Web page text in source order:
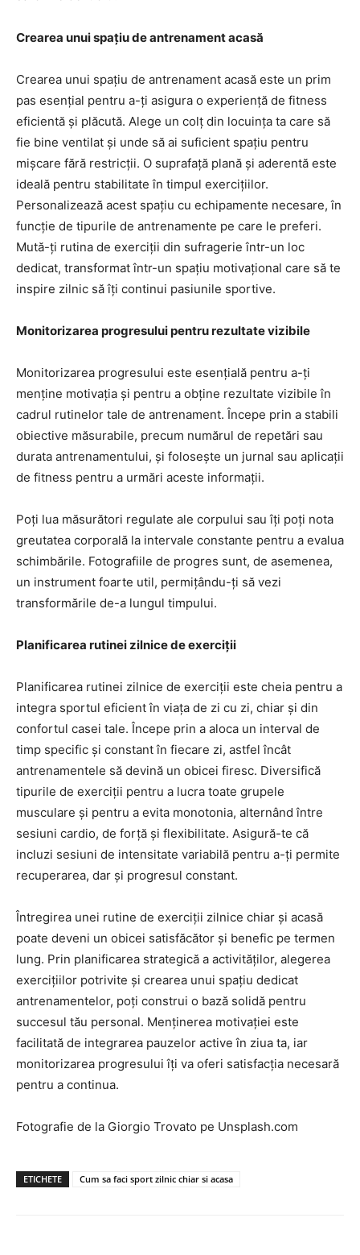
Crearea unui spațiu de antrenament acasă
Crearea unui spațiu de antrenament acasă este un prim
pas esențial pentru a-ți asigura o experiență de fitness
eficientă și plăcută. Alege un colț din locuința ta care să
fie bine ventilat și unde să ai suficient spațiu pentru
mișcare fără restricții. O suprafață plană și aderentă este
ideală pentru stabilitate în timpul exercițiilor.
Personalizează acest spațiu cu echipamente necesare, în
funcție de tipurile de antrenamente pe care le preferi.
Mută-ți rutina de exerciții din sufragerie într-un loc
dedicat, transformat într-un spațiu motivațional care să te
inspire zilnic să îți continui pasiunile sportive.
Monitorizarea progresului pentru rezultate vizibile
Monitorizarea progresului este esențială pentru a-ți
menține motivația și pentru a obține rezultate vizibile în
cadrul rutinelor tale de antrenament. Începe prin a stabili
obiective măsurabile, precum numărul de repetări sau
durata antrenamentului, și folosește un jurnal sau aplicații
de fitness pentru a urmări aceste informații.
Poți lua măsurători regulate ale corpului sau îți poți nota
greutatea corporală la intervale constante pentru a evalua
schimbările. Fotografiile de progres sunt, de asemenea,
un instrument foarte util, permițându-ți să vezi
transformările de-a lungul timpului.
Planificarea rutinei zilnice de exerciții
Planificarea rutinei zilnice de exerciții este cheia pentru a
integra sportul eficient în viața de zi cu zi, chiar și din
confortul casei tale. Începe prin a aloca un interval de
timp specific și constant în fiecare zi, astfel încât
antrenamentele să devină un obicei firesc. Diversifică
tipurile de exerciții pentru a lucra toate grupele
musculare și pentru a evita monotonia, alternând între
sesiuni cardio, de forță și flexibilitate. Asigură-te că
incluzi sesiuni de intensitate variabilă pentru a-ți permite
recuperarea, dar și progresul constant.
Întregirea unei rutine de exerciții zilnice chiar și acasă
poate deveni un obicei satisfăcător și benefic pe termen
lung. Prin planificarea strategică a activităților, alegerea
exercițiilor potrivite și crearea unui spațiu dedicat
antrenamentelor, poți construi o bază solidă pentru
succesul tău personal. Menținerea motivației este
facilitată de integrarea pauzelor active în ziua ta, iar
monitorizarea progresului îți va oferi satisfacția necesară
pentru a continua.
Fotografie de la Giorgio Trovato pe Unsplash.com
ETICHETE Cum sa faci sport zilnic chiar si acasa